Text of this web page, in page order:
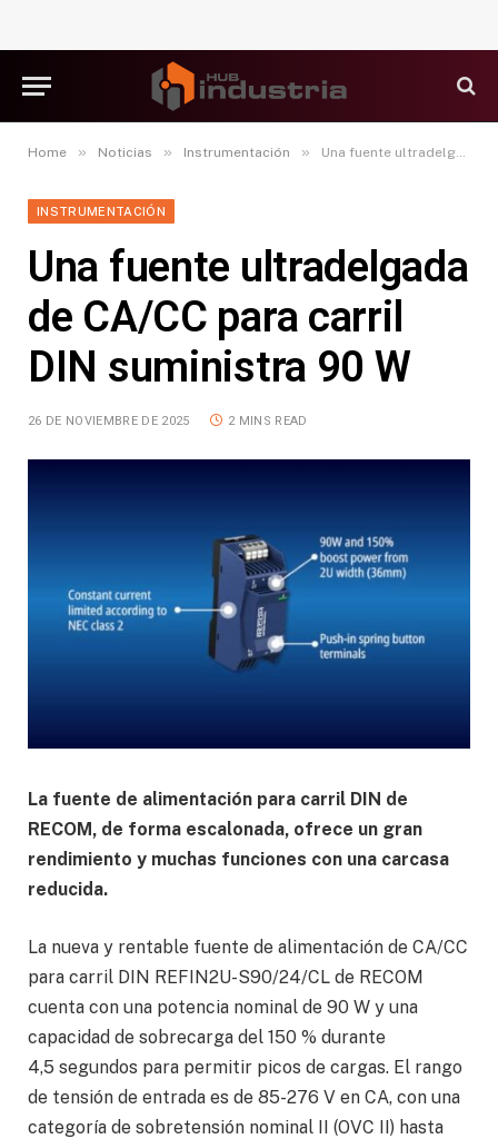
Home » Noticias » Instrumentación » Una fuente ultradelgada de CA/CC para carril DIN suministra 90 W
INSTRUMENTACIÓN
Una fuente ultradelgada
de CA/CC para carril
DIN suministra 90 W
26 DE NOVIEMBRE DE 2025 2 MINS READ
La fuente de alimentación para carril DIN de
RECOM, de forma escalonada, ofrece un gran
rendimiento y muchas funciones con una carcasa
reducida.
La nueva y rentable fuente de alimentación de CA/CC
para carril DIN REFIN2U-S90/24/CL de RECOM
cuenta con una potencia nominal de 90 W y una
capacidad de sobrecarga del 150 % durante
4,5 segundos para permitir picos de cargas. El rango
de tensión de entrada es de 85-276 V en CA, con una
categoría de sobretensión nominal II (OVC II) hasta